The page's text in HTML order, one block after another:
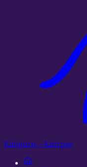
Känguru - Knirpse